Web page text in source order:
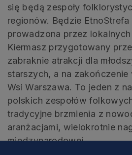
się będą zespoły
regionów. Będzie
prowadzona przez
Kiermasz przygotowany
zabraknie atrakcji dla
starszych, a na
Wsi Warszawa. To jeden z
polskich zespołów
tradycyjne brzmienia z
aranżacjami, wielokrotnie
międzynarodowej.